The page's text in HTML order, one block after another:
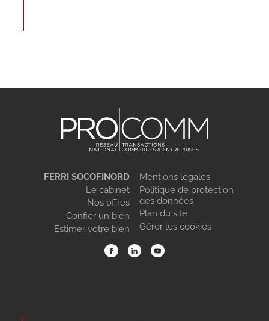
FERRI SOCOFINORD
Le cabinet
Nos offres
Confier un bien
Estimer votre bien
Mentions légales
Politique de protection
des données
Plan du site
Gérer les cookies